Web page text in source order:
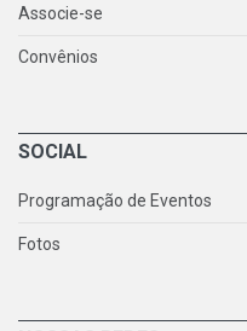
Associe-se
Convênios
SOCIAL
Programação de Eventos
Fotos